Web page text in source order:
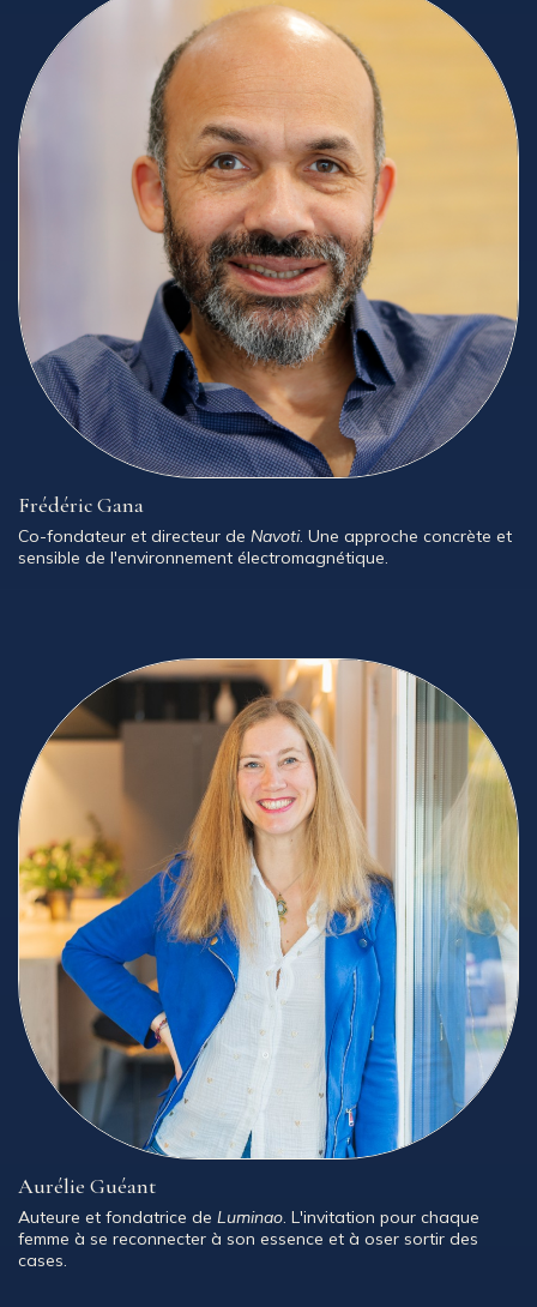
Frédéric Gana
Co-fondateur et directeur de Navoti. Une approche concrète et
sensible de l'environnement électromagnétique.
Aurélie Guéant
Auteure et fondatrice de Luminao. L'invitation pour chaque
femme à se reconnecter à son essence et à oser sortir des
cases.